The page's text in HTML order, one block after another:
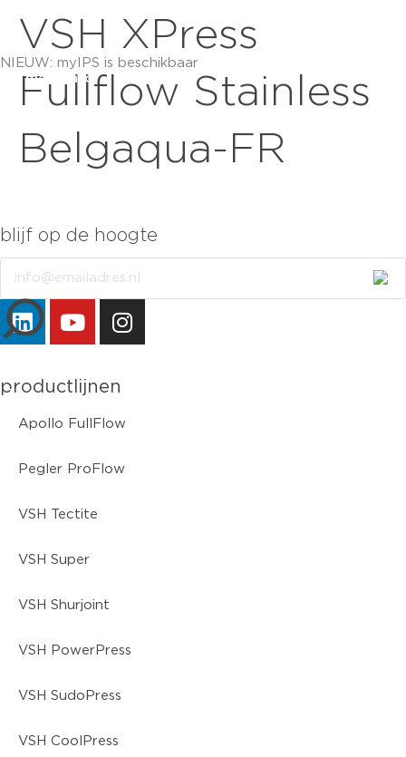
NIEUW: myIPS is beschikbaar
meer info
sluiten
VSH XPress
Fullflow Stainless
Belgaqua-FR
blijf op de hoogte
productlijnen
Apollo FullFlow
Pegler ProFlow
VSH Tectite
VSH Super
VSH Shurjoint
VSH PowerPress
VSH SudoPress
VSH CoolPress